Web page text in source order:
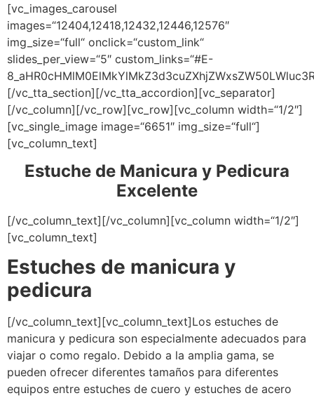
[vc_images_carousel
images=“12404,12418,12432,12446,12576″
img_size=“full“ onclick=“custom_link“
slides_per_view=“5″ custom_links=“#E-
[/vc_tta_section][/vc_tta_accordion][vc_separator]
[/vc_column][/vc_row][vc_row][vc_column width=“1/2″]
[vc_single_image image=“6651″ img_size=“full“]
[vc_column_text]
Estuche de Manicura y Pedicura
Excelente
[/vc_column_text][/vc_column][vc_column width=“1/2″]
[vc_column_text]
Estuches de manicura y
pedicura
[/vc_column_text][vc_column_text]Los estuches de
manicura y pedicura son especialmente adecuados para
viajar o como regalo. Debido a la amplia gama, se
pueden ofrecer diferentes tamaños para diferentes
equipos entre estuches de cuero y estuches de acero